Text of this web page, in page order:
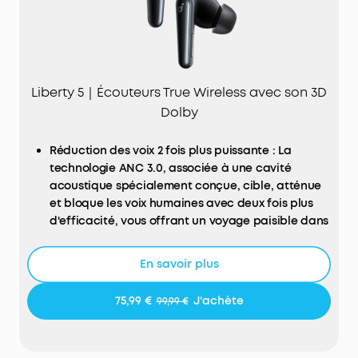
permet de s’adapter confortablement à vos
Liberty 5｜Écouteurs True Wireless avec son 3D
Dolby
Réduction des voix 2 fois plus puissante : La
technologie ANC 3.0, associée à une cavité
acoustique spécialement conçue, cible, atténue
et bloque les voix humaines avec deux fois plus
d'efficacité, vous offrant un voyage paisible dans
Réduction du bruit adaptative en temps réel :
paramètres toutes les 0,3 secondes pour réagir à
En savoir plus
75,99 € 99,99 € J'achète